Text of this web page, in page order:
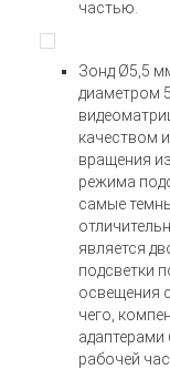
частью.
Зонд Ø5,5
диаметром
качеством
вращения
режима
самые
является
подсветки
освещения
чего,
адаптерами
рабочей